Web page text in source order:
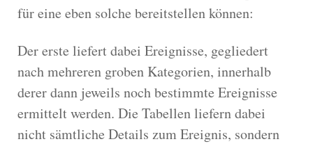
für eine eben solche bereitstellen können:
Der erste liefert dabei Ereignisse, gegliedert
nach mehreren groben Kategorien, innerhalb
derer dann jeweils noch bestimmte Ereignisse
ermittelt werden. Die Tabellen liefern dabei
nicht sämtliche Details zum Ereignis, sondern